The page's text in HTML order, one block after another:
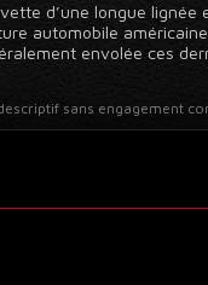
d’une longue lignée
automobile
envolée ces
sans engagement